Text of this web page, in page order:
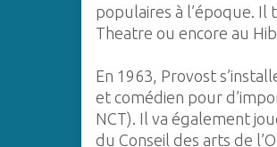
populaires à l’époque. Il
Theatre ou encore au
En 1963, Provost
et comédien pour
NCT). Il va également
du Conseil des arts de